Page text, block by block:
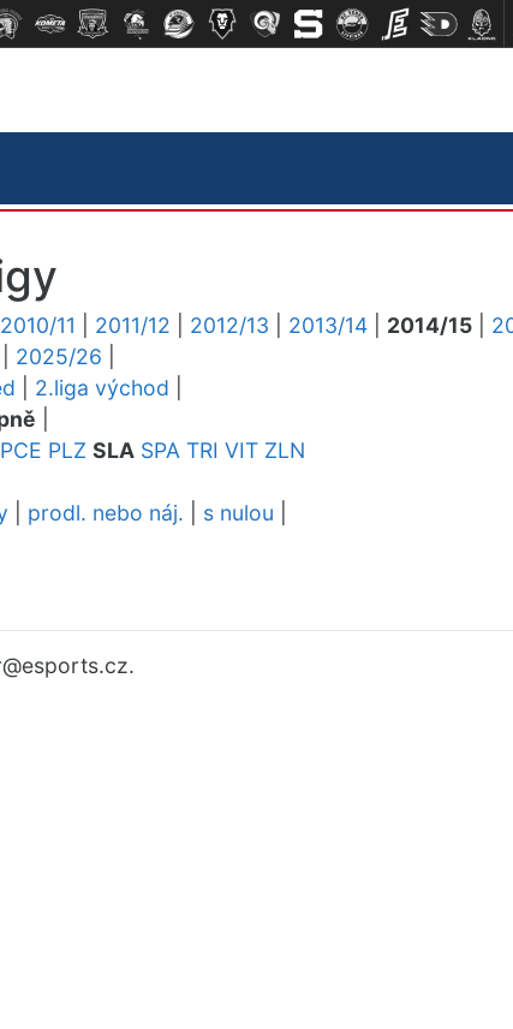
2010/11 2011/12 2012/13 2013/14 2014/15
2025/26
2.liga východ
PCE PLZ SLA SPA TRI VIT ZLN
prodl. nebo náj. s nulou
@esports.cz.